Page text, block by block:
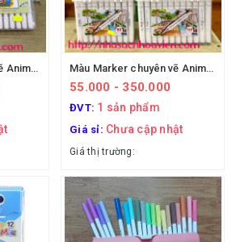
Màu Marker chuyên vẽ Anime dạng vĩ Màu Marker chuyên vẽ Anime, hộp nhựa
55.000 - 350.000
ĐVT: 1 sản phẩm
Giá sỉ: Chưa cập nhật
Giá thị trường: